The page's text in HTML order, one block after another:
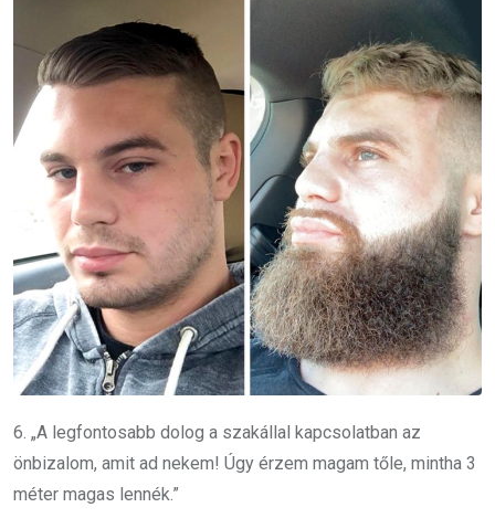
6. „A legfontosabb dolog a szakállal kapcsolatban az
önbizalom, amit ad nekem! Úgy érzem magam tőle, mintha 3
méter magas lennék.”